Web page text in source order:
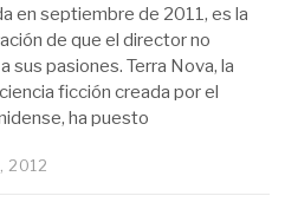
en septiembre de 2011, es la
de que el director no
sus pasiones. Terra Nova, la
ficción creada por el
ha puesto
2012